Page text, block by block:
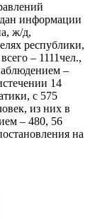
информации
ж/д,
республики,
– 1111чел.,
–
14
с 575
из них в
– 480, 56
на